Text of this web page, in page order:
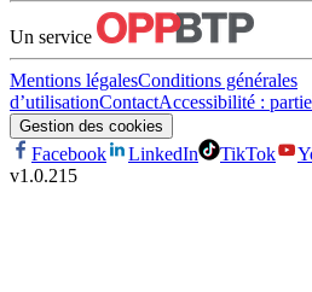
Un service
Mentions légalesConditions générales
d’utilisationContactAccessibilité :
Gestion des cookies
Facebook LinkedIn TikTok
v1.0.215